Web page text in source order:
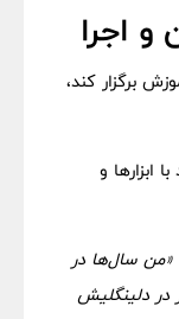
و اجرا
برگزار کند،
ابزارها و
«من سال‌ها در
در دلینگلیش